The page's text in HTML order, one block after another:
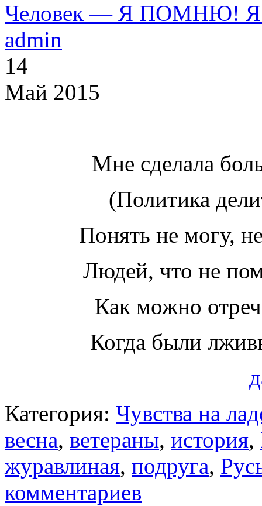
Человек — Я ПОМНЮ!
admin
14
Май 2015
Мне сделала
(Политика
Понять не могу,
Людей, что не
Как можно
Когда были
Категория: Чувства на
весна, ветераны, история,
журавлиная, подруга,
комментариев